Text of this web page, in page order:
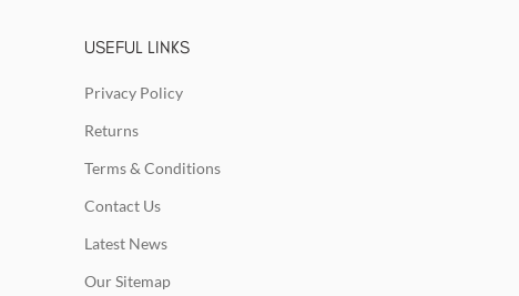
USEFUL LINKS
Privacy Policy
Returns
Terms & Conditions
Contact Us
Latest News
Our Sitemap